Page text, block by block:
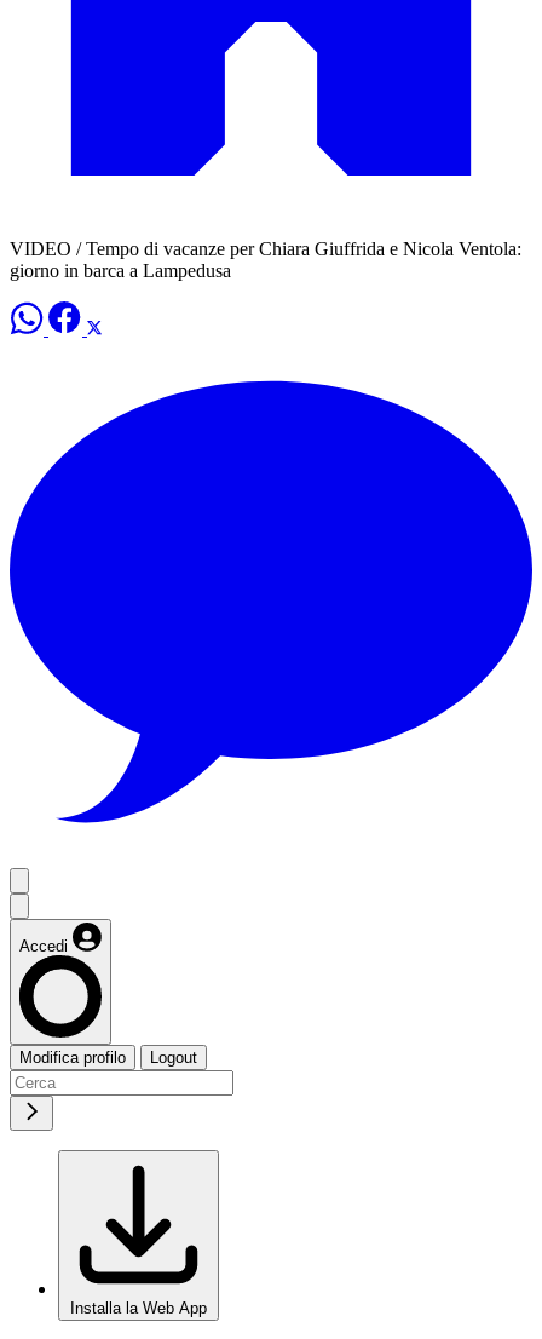
VIDEO / Tempo di vacanze per Chiara Giuffrida e Nicola Ventola:
giorno in barca a Lampedusa
Accedi
Modifica profilo Logout
Installa la Web App